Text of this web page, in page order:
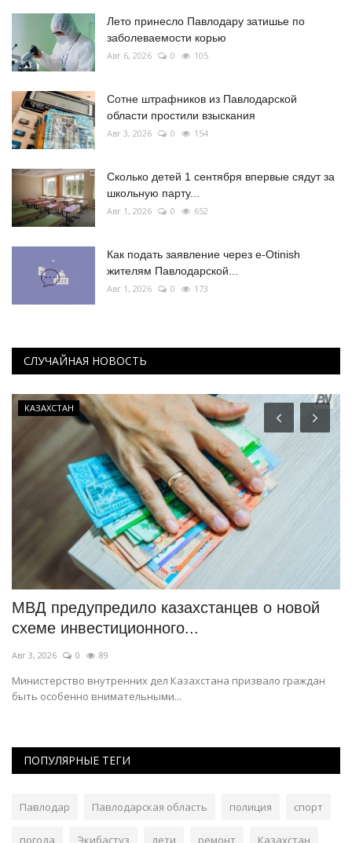
Лето принесло Павлодару затишье по
заболеваемости корью
Авг 6, 2026 0 105
Сотне штрафников из Павлодарской
области простили взыскания
Авг 3, 2026 0 154
Сколько детей 1 сентября впервые сядут за
школьную парту...
Авг 1, 2026 0 652
Как подать заявление через e-Otinish
жителям Павлодарской...
Авг 1, 2026 0 173
СЛУЧАЙНАЯ НОВОСТЬ
КАЗАХСТАН
МВД предупредило казахстанцев о новой
схеме инвестиционного...
Авг 3, 2026 0 89
Министерство внутренних дел Казахстана призвало граждан
быть особенно внимательными...
ПОПУЛЯРНЫЕ ТЕГИ
Павлодар Павлодарская область полиция спорт
погода Экибастуз дети ремонт Казахстан